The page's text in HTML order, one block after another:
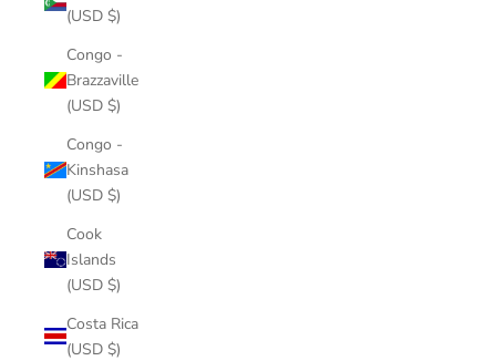
(USD $)
Congo -
Brazzaville
(USD $)
Congo -
Kinshasa
(USD $)
Cook
Islands
(USD $)
Costa Rica
(USD $)